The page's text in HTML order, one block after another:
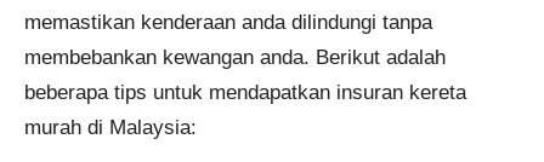
memastikan kenderaan anda dilindungi tanpa
membebankan kewangan anda. Berikut adalah
beberapa tips untuk mendapatkan insuran kereta
murah di Malaysia: